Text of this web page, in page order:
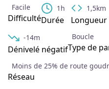
Facile
Difficulté
1h
Durée
1,5km
Longueur
-14m
Dénivelé négatif
Boucle
Type de
Moins de 25% de route
Réseau